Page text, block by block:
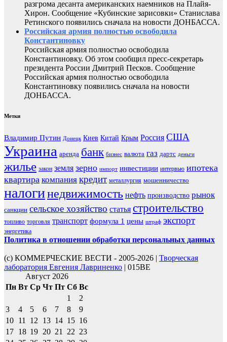
разгрома десанта американских наемников на Плайя-
Хирон. Сообщение «Кубинские зарисовки» Станислава
Ретинского появились сначала на новости ДОНБАССА.
Российская армия полностью освободила
Константиновку
Российская армия полностью освободила
Константиновку. Об этом сообщил пресс-секретарь
президента России Дмитрий Песков. Сообщение
Российская армия полностью освободила
Константиновку появились сначала на новости
ДОНБАССА.
Метки
Владимир Путин Донецк Киев Китай Крым Россия США
Украина аренда банк бизнес валюта газ дартс деньги
жилье закон земля зерно импорт инвестиции интервью ипотека
квартира компания кредит металлургия мошенничество
налогинедвижимость нефть производство рынок
санкции сельское хозяйство статья строительство
топливо торговля транспорт формула 1 цены штраф экспорт
энергетика
Политика в отношении обработки персональных данных
(с) КОММЕРЧЕСКИЕ ВЕСТИ - 2005-2026 | Творческая
лаборатория Евгения Лавриненко | 015BE
Август 2026
Пн Вт Ср Чт Пт Сб Вс
1
2
3
4 5 6 7 8
9
10 11 12 13 14 15 16
17 18 19 20 21 22 23